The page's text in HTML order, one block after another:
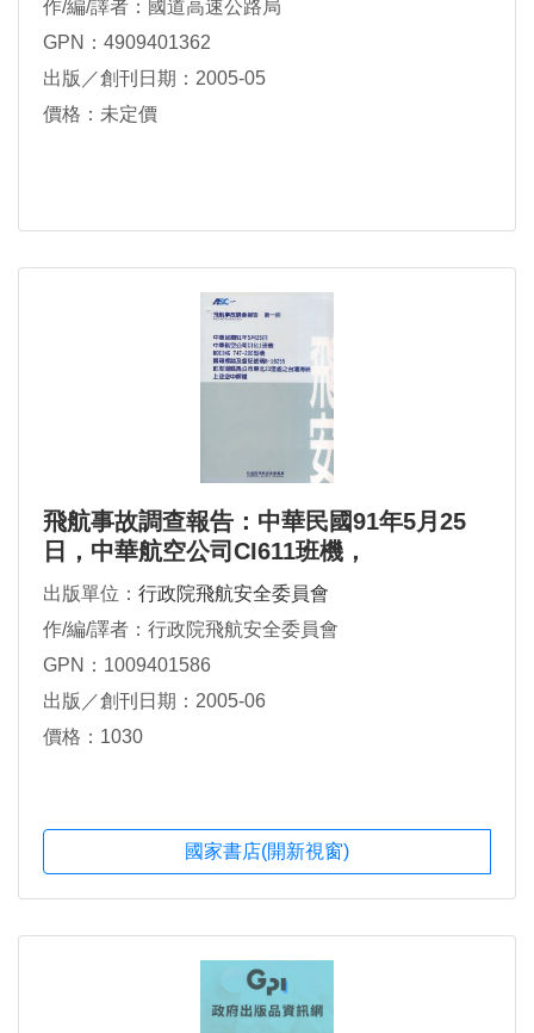
作/編/譯者：國道高速公路局
GPN：4909401362
出版／創刊日期：2005-05
價格：未定價
飛航事故調查報告：中華民國91年5月25
日，中華航空公司CI611班機，
BOEING747-200型機，國籍標誌及登記號
碼B-18255，於澎湖縣馬公東北23浬處之
海面上空解體（中文版第一冊）
出版單位： 行政院飛航安全委員會
作/編/譯者：行政院飛航安全委員會
GPN：1009401586
出版／創刊日期：2005-06
價格：1030
國家書店(開新視窗)